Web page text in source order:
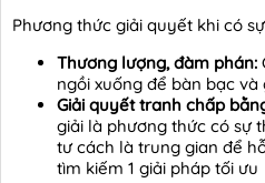
Phương thức giải quyết khi có
Thương lượng, đàm phán:
ngồi xuống để bàn bạc
Giải quyết tranh chấp
giải là phương thức có sự
tư cách là trung gian để
tìm kiếm 1 giải pháp tối ưu